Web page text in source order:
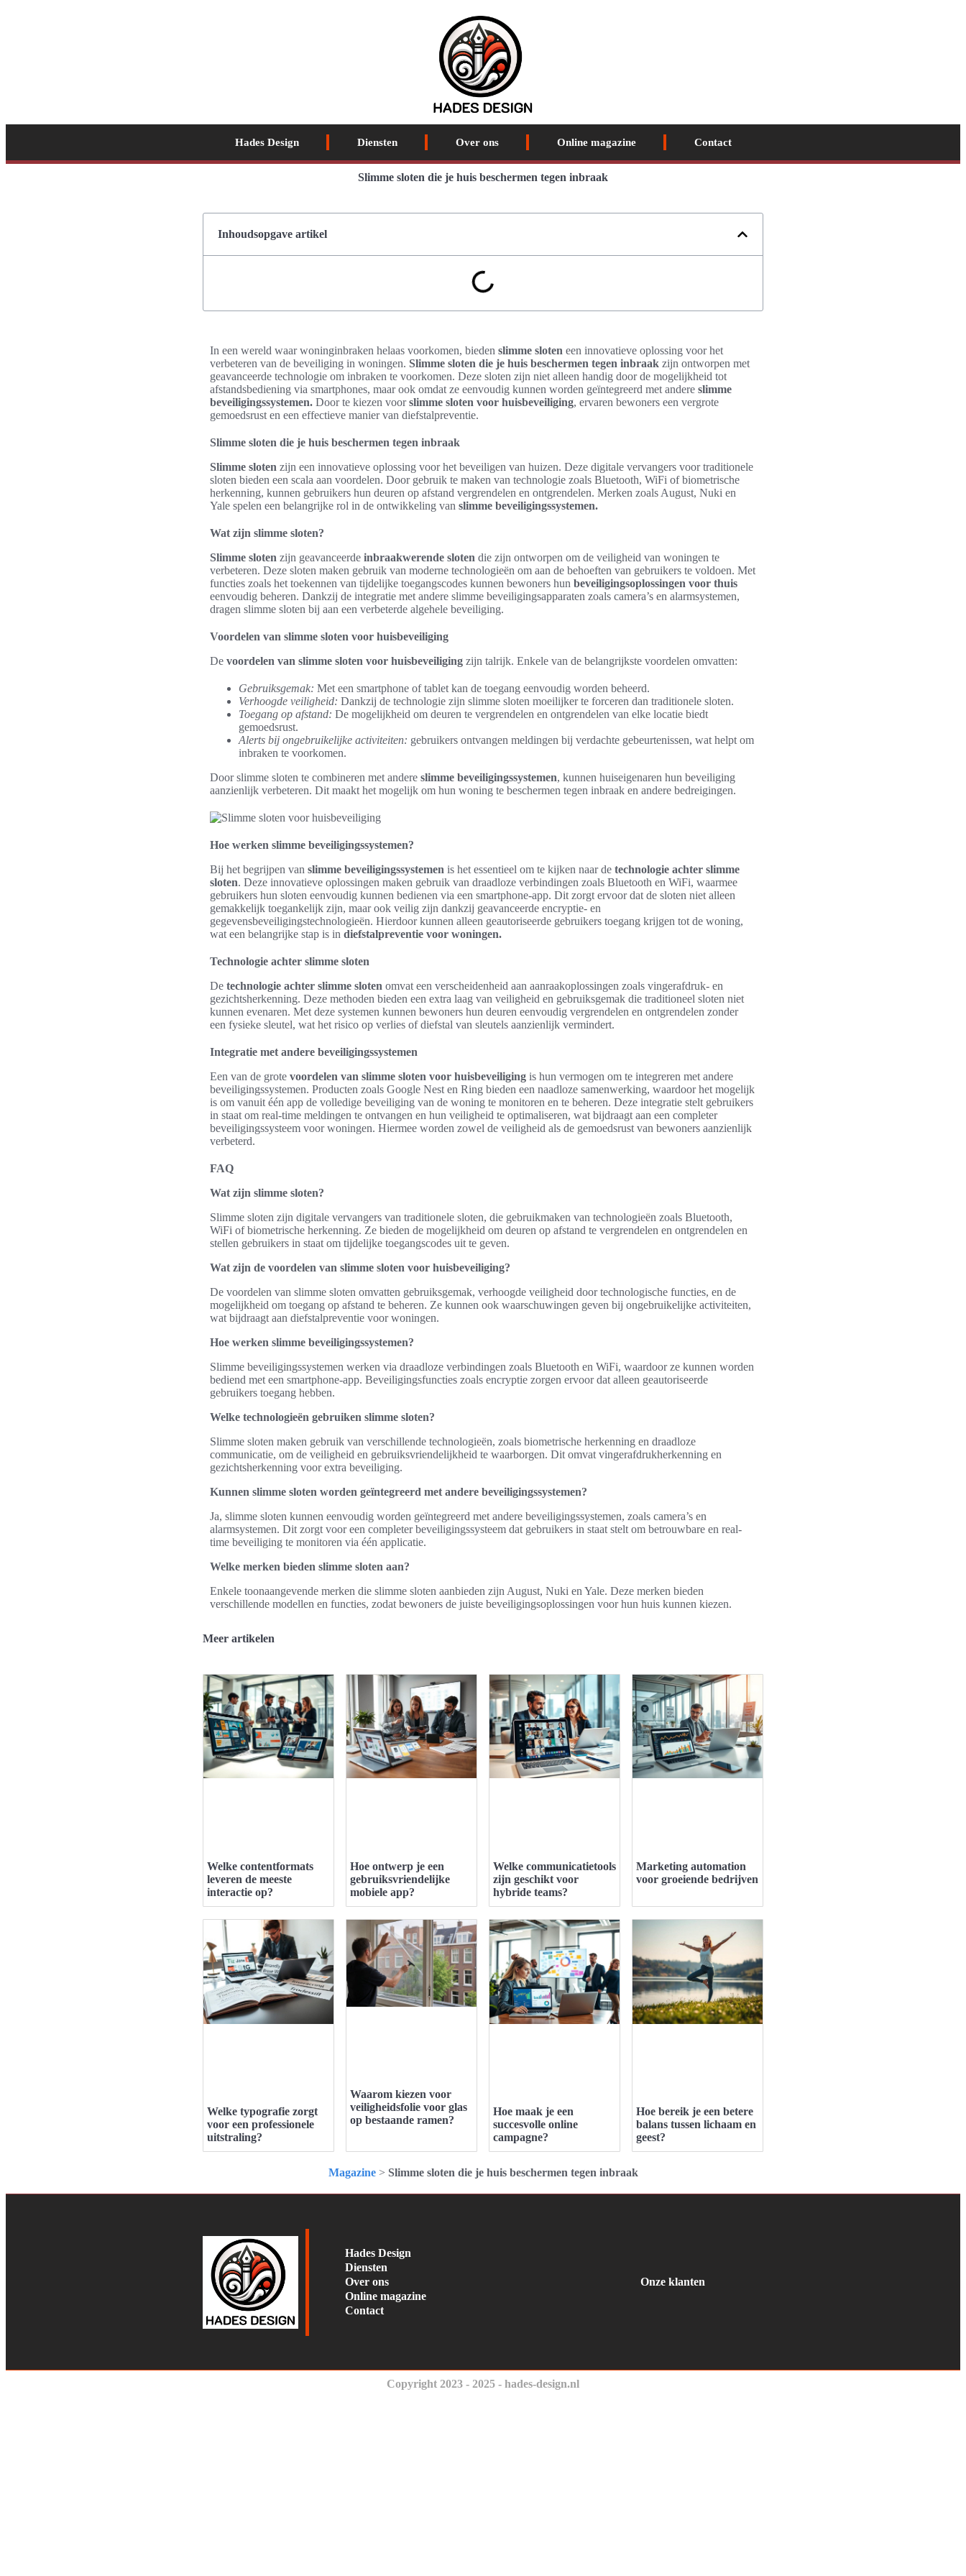
Hades Design Diensten Over ons Online magazine Contact
Slimme sloten die je huis beschermen tegen inbraak
Inhoudsopgave artikel
In een wereld waar woninginbraken helaas voorkomen, bieden slimme sloten een innovatieve oplossing voor het
verbeteren van de beveiliging in woningen. Slimme sloten die je huis beschermen tegen inbraak zijn ontworpen met
geavanceerde technologie om inbraken te voorkomen. Deze sloten zijn niet alleen handig door de mogelijkheid tot
afstandsbediening via smartphones, maar ook omdat ze eenvoudig kunnen worden geïntegreerd met andere slimme
beveiligingssystemen. Door te kiezen voorslimme sloten voor huisbeveiliging, ervaren bewoners een vergrote
gemoedsrust en een effectieve manier van diefstalpreventie.
Slimme sloten die je huis beschermen tegen inbraak
Slimme sloten zijn een innovatieve oplossing voor het beveiligen van huizen. Deze digitale vervangers voor traditionele
sloten bieden een scala aan voordelen. Door gebruik te maken van technologie zoals Bluetooth, WiFi of biometrische
herkenning, kunnen gebruikers hun deuren op afstand vergrendelen en ontgrendelen. Merken zoals August, Nuki en
Yale spelen een belangrijke rol in de ontwikkeling van slimme beveiligingssystemen.
Wat zijn slimme sloten?
Slimme sloten zijn geavanceerde inbraakwerende sloten die zijn ontworpen om de veiligheid van woningen te
verbeteren. Deze sloten maken gebruik van moderne technologieën om aan de behoeften van gebruikers te voldoen. Met
functies zoals het toekennen van tijdelijke toegangscodes kunnen bewoners hun beveiligingsoplossingen voor thuis
eenvoudig beheren. Dankzij de integratie met andere slimme beveiligingsapparaten zoals camera’s en alarmsystemen,
dragen slimme sloten bij aan een verbeterde algehele beveiliging.
Voordelen van slimme sloten voor huisbeveiliging
De voordelen van slimme sloten voor huisbeveiliging zijn talrijk. Enkele van de belangrijkste voordelen omvatten:
Gebruiksgemak: Met een smartphone of tablet kan de toegang eenvoudig worden beheerd.
Verhoogde veiligheid: Dankzij de technologie zijn slimme sloten moeilijker te forceren dan traditionele sloten.
Toegang op afstand: De mogelijkheid om deuren te vergrendelen en ontgrendelen van elke locatie biedt
gemoedsrust.
Alerts bij ongebruikelijke activiteiten: gebruikers ontvangen meldingen bij verdachte gebeurtenissen, wat helpt om
inbraken te voorkomen.
Door slimme sloten te combineren met andere slimme beveiligingssystemen, kunnen huiseigenaren hun beveiliging
aanzienlijk verbeteren. Dit maakt het mogelijk om hun woning te beschermen tegen inbraak en andere bedreigingen.
Hoe werken slimme beveiligingssystemen?
Bij het begrijpen van slimme beveiligingssystemen is het essentieel om te kijken naar de technologie achter slimme
sloten. Deze innovatieve oplossingen maken gebruik van draadloze verbindingen zoals Bluetooth en WiFi, waarmee
gebruikers hun sloten eenvoudig kunnen bedienen via een smartphone-app. Dit zorgt ervoor dat de sloten niet alleen
gemakkelijk toegankelijk zijn, maar ook veilig zijn dankzij geavanceerde encryptie- en
gegevensbeveiligingstechnologieën. Hierdoor kunnen alleen geautoriseerde gebruikers toegang krijgen tot de woning,
wat een belangrijke stap is in diefstalpreventie voor woningen.
Technologie achter slimme sloten
De technologie achter slimme sloten omvat een verscheidenheid aan aanraakoplossingen zoals vingerafdruk- en
gezichtsherkenning. Deze methoden bieden een extra laag van veiligheid en gebruiksgemak die traditioneel sloten niet
kunnen evenaren. Met deze systemen kunnen bewoners hun deuren eenvoudig vergrendelen en ontgrendelen zonder
een fysieke sleutel, wat het risico op verlies of diefstal van sleutels aanzienlijk vermindert.
Integratie met andere beveiligingssystemen
Een van de grote voordelen van slimme sloten voor huisbeveiliging is hun vermogen om te integreren met andere
beveiligingssystemen. Producten zoals Google Nest en Ring bieden een naadloze samenwerking, waardoor het mogelijk
is om vanuit één app de volledige beveiliging van de woning te monitoren en te beheren. Deze integratie stelt gebruikers
in staat om real-time meldingen te ontvangen en hun veiligheid te optimaliseren, wat bijdraagt aan een completer
beveiligingssysteem voor woningen. Hiermee worden zowel de veiligheid als de gemoedsrust van bewoners aanzienlijk
verbeterd.
FAQ
Wat zijn slimme sloten?
Slimme sloten zijn digitale vervangers van traditionele sloten, die gebruikmaken van technologieën zoals Bluetooth,
WiFi of biometrische herkenning. Ze bieden de mogelijkheid om deuren op afstand te vergrendelen en ontgrendelen en
stellen gebruikers in staat om tijdelijke toegangscodes uit te geven.
Wat zijn de voordelen van slimme sloten voor huisbeveiliging?
De voordelen van slimme sloten omvatten gebruiksgemak, verhoogde veiligheid door technologische functies, en de
mogelijkheid om toegang op afstand te beheren. Ze kunnen ook waarschuwingen geven bij ongebruikelijke activiteiten,
wat bijdraagt aan diefstalpreventie voor woningen.
Hoe werken slimme beveiligingssystemen?
Slimme beveiligingssystemen werken via draadloze verbindingen zoals Bluetooth en WiFi, waardoor ze kunnen worden
bediend met een smartphone-app. Beveiligingsfuncties zoals encryptie zorgen ervoor dat alleen geautoriseerde
gebruikers toegang hebben.
Welke technologieën gebruiken slimme sloten?
Slimme sloten maken gebruik van verschillende technologieën, zoals biometrische herkenning en draadloze
communicatie, om de veiligheid en gebruiksvriendelijkheid te waarborgen. Dit omvat vingerafdrukherkenning en
gezichtsherkenning voor extra beveiliging.
Kunnen slimme sloten worden geïntegreerd met andere beveiligingssystemen?
Ja, slimme sloten kunnen eenvoudig worden geïntegreerd met andere beveiligingssystemen, zoals camera’s en
alarmsystemen. Dit zorgt voor een completer beveiligingssysteem dat gebruikers in staat stelt om betrouwbare en real-
time beveiliging te monitoren via één applicatie.
Welke merken bieden slimme sloten aan?
Enkele toonaangevende merken die slimme sloten aanbieden zijn August, Nuki en Yale. Deze merken bieden
verschillende modellen en functies, zodat bewoners de juiste beveiligingsoplossingen voor hun huis kunnen kiezen.
Meer artikelen
Welke contentformats
leveren de meeste
interactie op?
Hoe ontwerp je een
gebruiksvriendelijke
mobiele app?
Welke communicatietools
zijn geschikt voor
hybride teams?
Marketing automation
voor groeiende bedrijven
Welke typografie zorgt
voor een professionele
uitstraling?
Waarom kiezen voor
veiligheidsfolie voor glas
op bestaande ramen?
Hoe maak je een
succesvolle online
campagne?
Hoe bereik je een betere
balans tussen lichaam en
geest?
Magazine> Slimme sloten die je huis beschermen tegen inbraak
Hades Design
Diensten
Over ons
Online magazine
Contact
Onze klanten
Copyright 2023 - 2025 - hades-design.nl